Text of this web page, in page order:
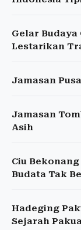
Gelar
Lestarikan
Jamasan
Jamasan
Asih
Ciu
Budata Tak
Hadeging
Sejarah